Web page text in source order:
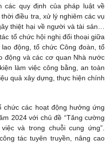
các quy định của pháp luật về
điều tra, xử lý nghiêm các vụ
thiệt hại về người và tài sản…
tổ chức hội nghị đối thoại giữa
động, tổ chức Công đoàn, tổ
động và các cơ quan Nhà nước
làm việc công bằng, an toàn
quả xây dựng, thực hiện chính
chức các hoạt động hưởng ứng
2024 với chủ đề “Tăng cường
và trong chuỗi cung ứng”.
tác tuyên truyền, nâng cao